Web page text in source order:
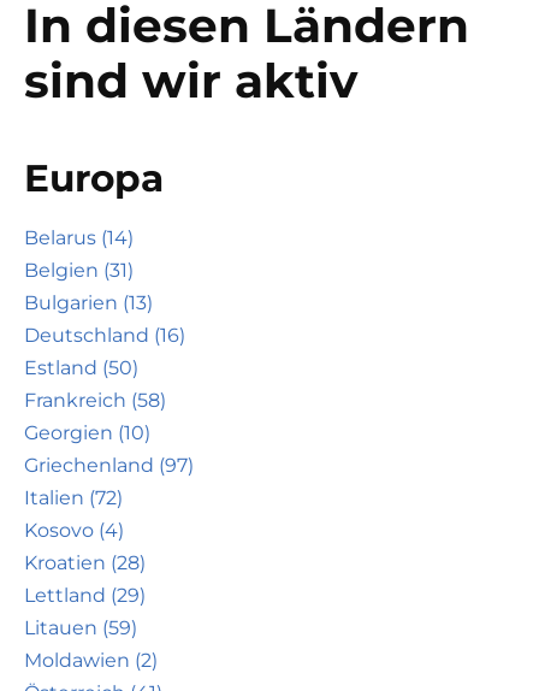
In diesen Ländern
sind wir aktiv
Europa
Belarus (14)
Belgien (31)
Bulgarien (13)
Deutschland (16)
Estland (50)
Frankreich (58)
Georgien (10)
Griechenland (97)
Italien (72)
Kosovo (4)
Kroatien (28)
Lettland (29)
Litauen (59)
Moldawien (2)